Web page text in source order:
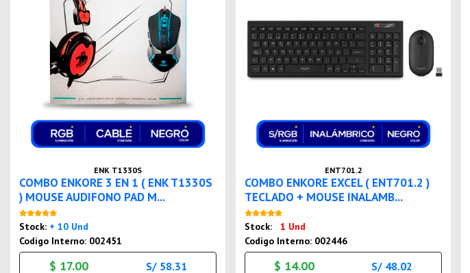
ENK T1330S
COMBO ENKORE 3 EN 1 ( ENK T1330S
) MOUSE AUDIFONO PAD M...
Stock: + 10 Und
Codigo Interno: 002451
$ 17.00 S/ 58.31
ENT701.2
COMBO ENKORE EXCEL ( ENT701.2 )
TECLADO + MOUSE INALAMB...
Stock:
1 Und
Codigo Interno: 002446
$ 14.00 S/ 48.02